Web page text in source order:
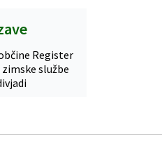
Register
službe